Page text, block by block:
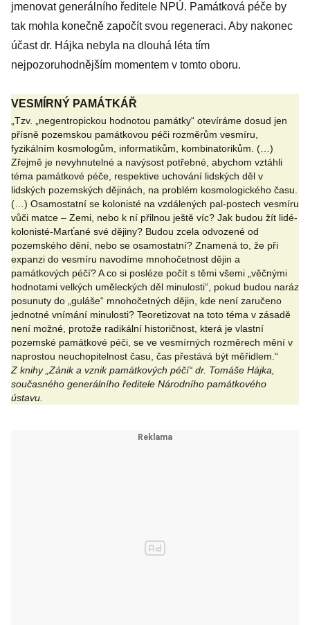
jmenovat generálního ředitele NPÚ. Památková péče by
tak mohla konečně započít svou regeneraci. Aby nakonec
účast dr. Hájka nebyla na dlouhá léta tím
nejpozoruhodnějším momentem v tomto oboru.
VESMÍRNÝ PAMÁTKÁŘ
„Tzv. „negentropickou hodnotou památky“ otevíráme dosud jen
přísně pozemskou památkovou péči rozměrům vesmíru,
fyzikálním kosmologům, informatikům, kombinatorikům. (…)
Zřejmě je nevyhnutelné a navýsost potřebné, abychom vztáhli
téma památkové péče, respektive uchování lidských děl v
lidských pozemských dějinách, na problém kosmologického času.
(…) Osamostatní se kolonisté na vzdálených pal-postech vesmíru
vůči matce – Zemi, nebo k ní přilnou ještě víc? Jak budou žít lidé-
kolonisté-Marťané své dějiny? Budou zcela odvozené od
pozemského dění, nebo se osamostatní? Znamená to, že při
expanzi do vesmíru navodíme mnohočetnost dějin a
památkových péčí? A co si posléze počít s těmi všemi „věčnými
hodnotami velkých uměleckých děl minulosti“, pokud budou naráz
posunuty do „guláše“ mnohočetných dějin, kde není zaručeno
jednotné vnímání minulosti? Teoretizovat na toto téma v zásadě
není možné, protože radikální historičnost, která je vlastní
pozemské památkové péči, se ve vesmírných rozměrech mění v
naprostou neuchopitelnost času, čas přestává být měřidlem.“
Z knihy „Zánik a vznik památkových péčí“ dr. Tomáše Hájka,
současného generálního ředitele Národního památkového
ústavu.